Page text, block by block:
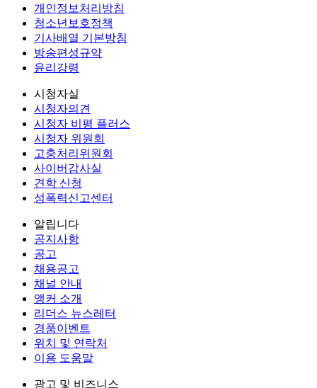
개인정보처리방침
청소년보호정책
기사배열 기본방침
방송편성규약
윤리강령
시청자실
시청자의견
시청자 비평 플러스
시청자 위원회
고충처리위원회
사이버감사실
견학 신청
성폭력신고센터
알립니다
공지사항
공고
채용공고
채널 안내
앵커 소개
리더스 뉴스레터
경품이벤트
위치 및 연락처
이용 도움말
광고 및 비즈니스